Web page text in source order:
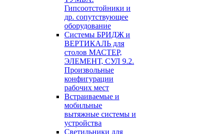
Гипсоотстойники и
др. сопутствующее
оборудование
Системы БРИДЖ и
ВЕРТИКАЛЬ для
столов МАСТЕР,
ЭЛЕМЕНТ, СУЛ 9.2.
Произвольные
конфигурации
рабочих мест
Встраиваемые и
мобильные
вытяжные системы и
устройства
Светильники для